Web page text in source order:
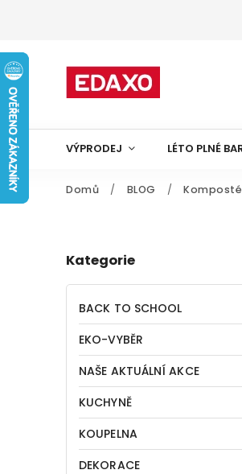
VÝPRODEJ LÉTO PLNÉ
Domů / BLOG /
Kategorie
BACK TO SCHOOL
EKO-VYBĚR
NAŠE AKTUÁLNÍ AKCE
KUCHYNĚ
KOUPELNA
DEKORACE